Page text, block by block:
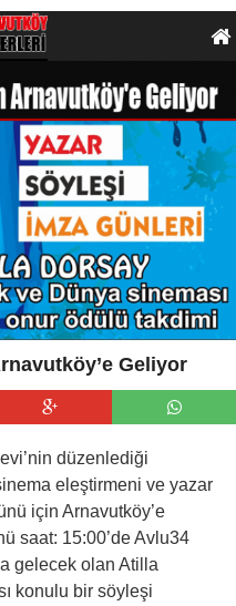
Geliyor
düzenlediği
eleştirmeni ve yazar
için Arnavutköy’e
saat: 15:00’de Avlu34
gelecek olan Atilla
konulu bir söyleşi